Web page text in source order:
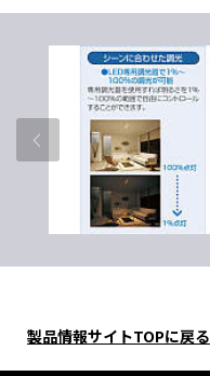
製品情報サイトTOPに戻る